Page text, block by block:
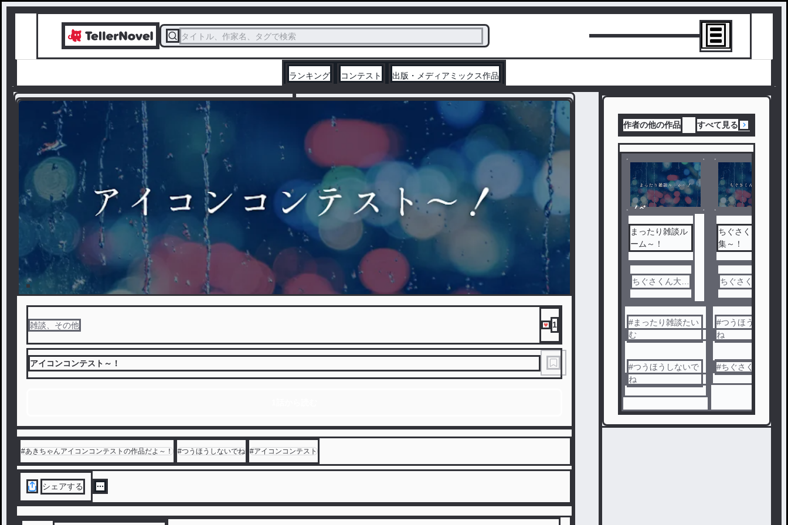
タイトル、作家名、タグで検索
ランキング コンテスト 出版・メディアミックス作品
雑談、その他 1
アイコンコンテスト～！
#あきちゃんアイコンコンテストの作品だよ～！ #つうほうしないでね #アイコンコンテスト
シェアする
作者の他の作品 すべて見る
ノベ
まったり雑談ル
ーム～！
ちぐさくん大好
#まったり雑談たい
む
#つうほうしないで
ね
ちぐさくん短編
集～！
ちぐさくん大好
#つうほうしないで
ね
#ちぐさくん